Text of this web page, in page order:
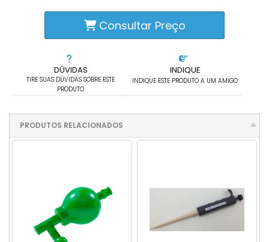
DÚVIDAS
TIRE SUAS DÚVIDAS SOBRE ESTE
PRODUTO
INDIQUE
INDIQUE ESTE PRODUTO A UM AMIGO
Consultar Preço
PRODUTOS RELACIONADOS